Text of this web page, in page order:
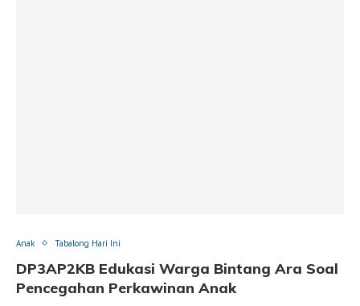
Anak Tabalong Hari Ini
DP3AP2KB Edukasi Warga Bintang Ara Soal
Pencegahan Perkawinan Anak